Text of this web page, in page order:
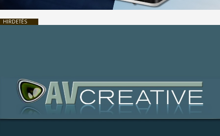
HIRDETÉS